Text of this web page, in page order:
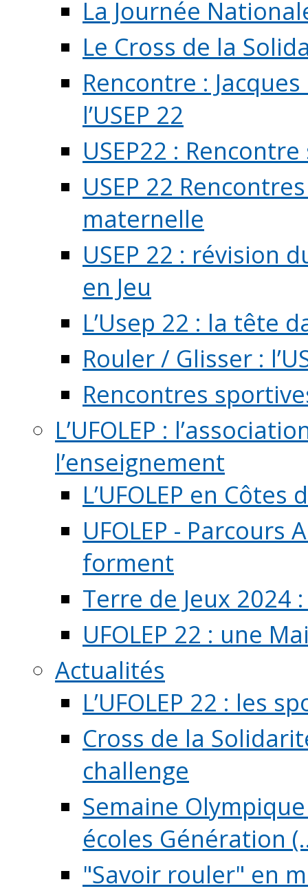
La Journée
Le Cross de la
Rencontre :
l’USEP 22
USEP22 :
USEP 22
maternelle
USEP 22 : révision
en Jeu
L’Usep 22 : la tête
Rouler / Glisser :
Rencontres
L’UFOLEP :
l’enseignement
L’UFOLEP en Côtes
UFOLEP -
forment
Terre de Jeux 2024
UFOLEP 22 : une
Actualités
L’UFOLEP 22 : les
Cross de la
challenge
Semaine
écoles Génération
"Savoir rouler" en